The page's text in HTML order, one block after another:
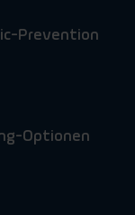
Prevention
Optionen